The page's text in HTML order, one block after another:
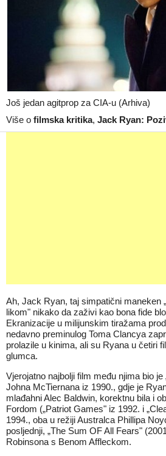
Još jedan agitprop za CIA-u (Arhiva)
Više o filmska kritika, Jack Ryan:
Ah, Jack Ryan, taj simpatični maneken
likom" nikako da zaživi kao bona fide
Ekranizacije u milijunskim tiražama
nedavno preminulog Toma Clancya
prolazile u kinima, ali su Ryana u četiri
glumca.
Vjerojatno najbolji film među njima bio
Johna McTiernana iz 1990., gdje je
mlađahni Alec Baldwin, korektnu bila i
Fordom („Patriot Games" iz 1992. i
1994., oba u režiji Australca Phillipa
posljednji, „The Sum OF All Fears"
Robinsona s Benom Affleckom.